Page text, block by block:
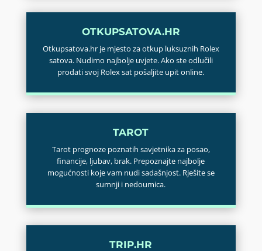
OTKUPSATOVA.HR
Otkupsatova.hr je mjesto za otkup luksuznih Rolex
satova. Nudimo najbolje uvjete. Ako ste odlučili
prodati svoj Rolex sat pošaljite upit online.
TAROT
Tarot prognoze poznatih savjetnika za posao,
financije, ljubav, brak. Prepoznajte najbolje
mogućnosti koje vam nudi sadašnjost. Rješite se
sumnji i nedoumica.
TRIP.HR